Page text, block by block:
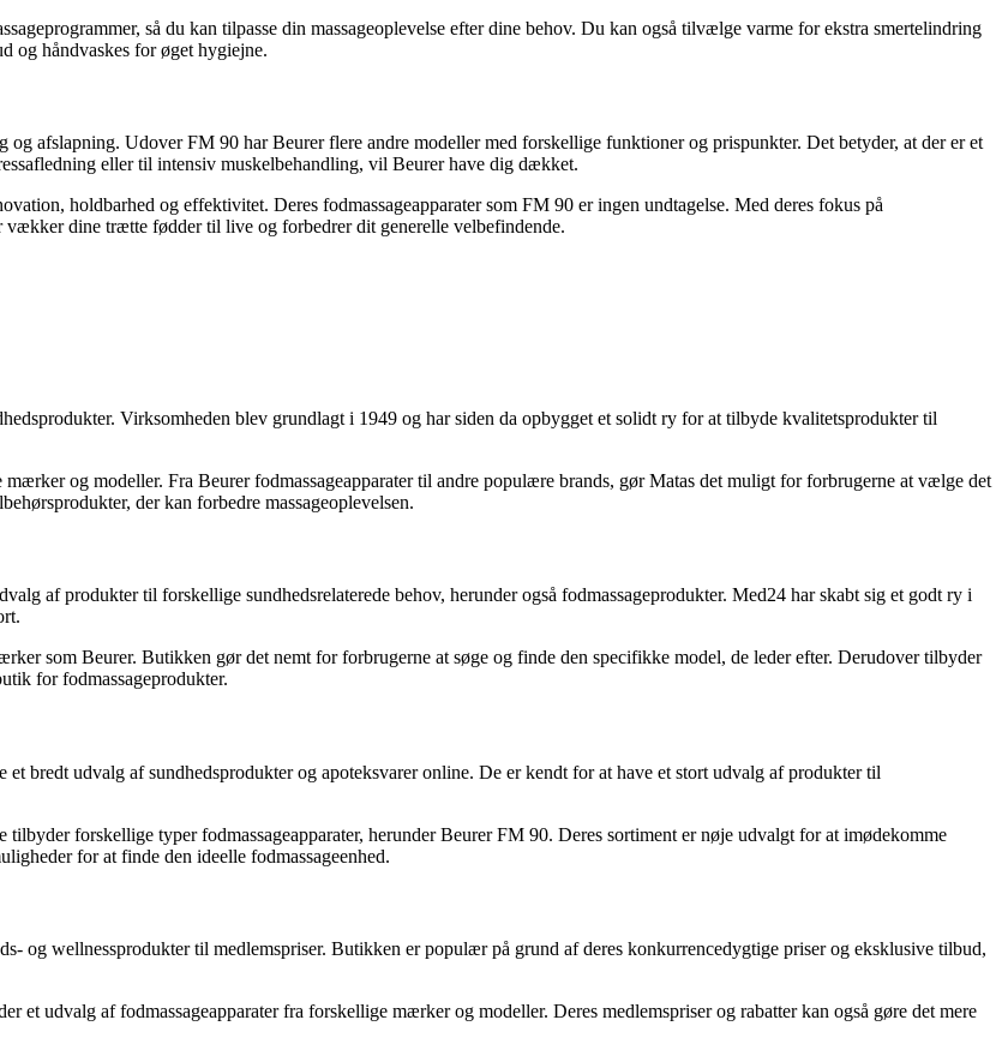
så du kan tilpasse din massageoplevelse efter dine behov. Du kan også tilvælge varme for ekstra smertelindring
og håndvaskes for øget hygiejne.
afslapning. Udover FM 90 har Beurer flere andre modeller med forskellige funktioner og prispunkter. Det betyder, at der er et
eller til intensiv muskelbehandling, vil Beurer have dig dækket.
holdbarhed og effektivitet. Deres fodmassageapparater som FM 90 er ingen undtagelse. Med deres fokus på
dine trætte fødder til live og forbedrer dit generelle velbefindende.
Virksomheden blev grundlagt i 1949 og har siden da opbygget et solidt ry for at tilbyde kvalitetsprodukter til
og modeller. Fra Beurer fodmassageapparater til andre populære brands, gør Matas det muligt for forbrugerne at vælge det
der kan forbedre massageoplevelsen.
af produkter til forskellige sundhedsrelaterede behov, herunder også fodmassageprodukter. Med24 har skabt sig et godt ry i
som Beurer. Butikken gør det nemt for forbrugerne at søge og finde den specifikke model, de leder efter. Derudover tilbyder
for fodmassageprodukter.
bredt udvalg af sundhedsprodukter og apoteksvarer online. De er kendt for at have et stort udvalg af produkter til
forskellige typer fodmassageapparater, herunder Beurer FM 90. Deres sortiment er nøje udvalgt for at imødekomme
for at finde den ideelle fodmassageenhed.
og wellnessprodukter til medlemspriser. Butikken er populær på grund af deres konkurrencedygtige priser og eksklusive tilbud,
et udvalg af fodmassageapparater fra forskellige mærker og modeller. Deres medlemspriser og rabatter kan også gøre det mere